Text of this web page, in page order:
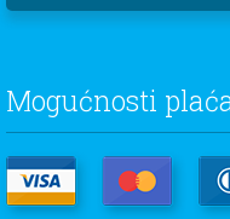
Mogućnosti